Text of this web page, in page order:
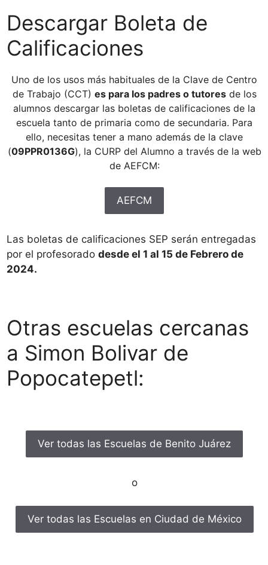
Descargar Boleta de
Calificaciones
Uno de los usos más habituales de la Clave de Centro
de Trabajo (CCT) es para los padres o tutoresde los
alumnos descargar las boletas de calificaciones de la
escuela tanto de primaria como de secundaria. Para
ello, necesitas tener a mano además de la clave
(09PPR0136G), la CURP del Alumno a través de la web
de AEFCM:
AEFCM
Las boletas de calificaciones SEP serán entregadas
por el profesorado desde el 1 al 15 de Febrero de
2024.
Otras escuelas cercanas
a Simon Bolivar de
Popocatepetl:
Ver todas las Escuelas de Benito Juárez
o
Ver todas las Escuelas en Ciudad de México